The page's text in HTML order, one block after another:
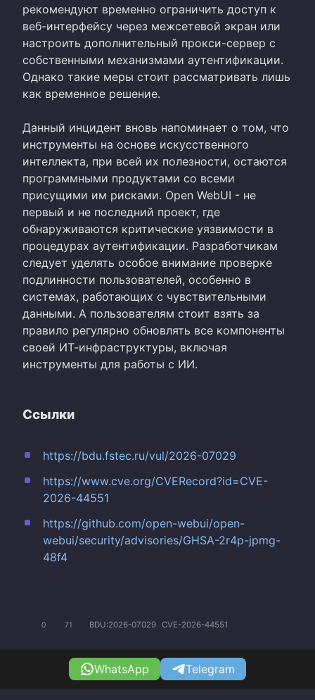
рекомендуют временно ограничить доступ к
веб-интерфейсу через межсетевой экран или
настроить дополнительный прокси-сервер с
собственными механизмами аутентификации.
Однако такие меры стоит рассматривать лишь
как временное решение.
Данный инцидент вновь напоминает о том, что
инструменты на основе искусственного
интеллекта, при всей их полезности, остаются
программными продуктами со всеми
присущими им рисками. Open WebUI - не
первый и не последний проект, где
обнаруживаются критические уязвимости в
процедурах аутентификации. Разработчикам
следует уделять особое внимание проверке
подлинности пользователей, особенно в
системах, работающих с чувствительными
данными. А пользователям стоит взять за
правило регулярно обновлять все компоненты
своей ИТ-инфраструктуры, включая
инструменты для работы с ИИ.
Ссылки
https://bdu.fstec.ru/vul/2026-07029
https://www.cve.org/CVERecord?id=CVE-
2026-44551
https://github.com/open-webui/open-
webui/security/advisories/GHSA-2r4p-jpmg-
48f4
0 71 BDU:2026-07029 CVE-2026-44551
WhatsApp Telegram